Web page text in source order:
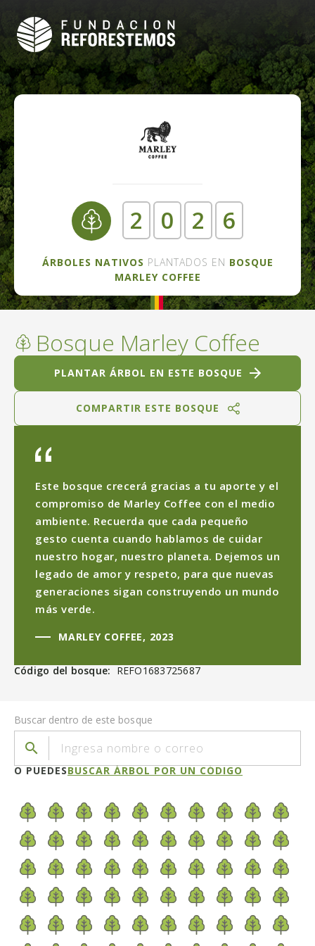
2 0 2 6
ÁRBOLES NATIVOS PLANTADOS EN BOSQUE
MARLEY COFFEE
Bosque Marley Coffee
PLANTAR ÁRBOL EN ESTE BOSQUE
COMPARTIR ESTE BOSQUE
Este bosque crecerá gracias a tu aporte y el
compromiso de Marley Coffee con el medio
ambiente. Recuerda que cada pequeño
gesto cuenta cuando hablamos de cuidar
nuestro hogar, nuestro planeta. Dejemos un
legado de amor y respeto, para que nuevas
generaciones sigan construyendo un mundo
más verde.
MARLEY COFFEE, 2023
Código del bosque: REFO1683725687
Buscar dentro de este bosque
search
O PUEDESBUSCAR ÁRBOL POR UN CÓDIGO